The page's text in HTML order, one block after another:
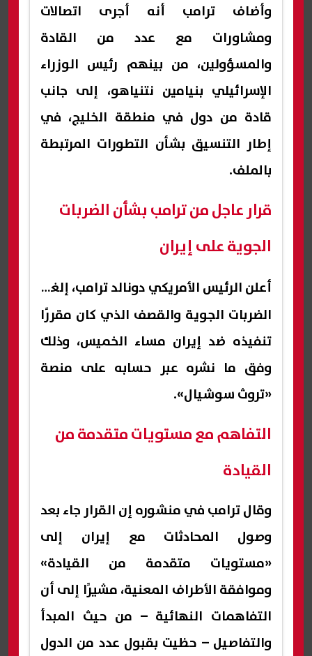
وأضاف ترامب أنه أجرى اتصالات
ومشاورات مع عدد من القادة
والمسؤولين، من بينهم رئيس الوزراء
الإسرائيلي بنيامين نتنياهو، إلى جانب
قادة من دول في منطقة الخليج، في
إطار التنسيق بشأن التطورات المرتبطة
بالملف.
قرار عاجل من ترامب بشأن الضربات
الجوية على إيران
أعلن الرئيس الأمريكيدونالد ترامب، إلغاء
الضربات الجوية والقصف الذي كان مقررًا
تنفيذه ضد إيران مساء الخميس، وذلك
وفق ما نشره عبر حسابه على منصة
«تروث سوشيال».
التفاهم مع مستويات متقدمة من
القيادة
وقال ترامب في منشوره إن القرار جاء بعد
وصول المحادثات مع إيران إلى
«مستويات متقدمة من القيادة»
وموافقة الأطراف المعنية، مشيرًا إلى أن
التفاهمات النهائية – من حيث المبدأ
والتفاصيل – حظيت بقبول عدد من الدول